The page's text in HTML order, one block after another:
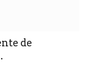
de